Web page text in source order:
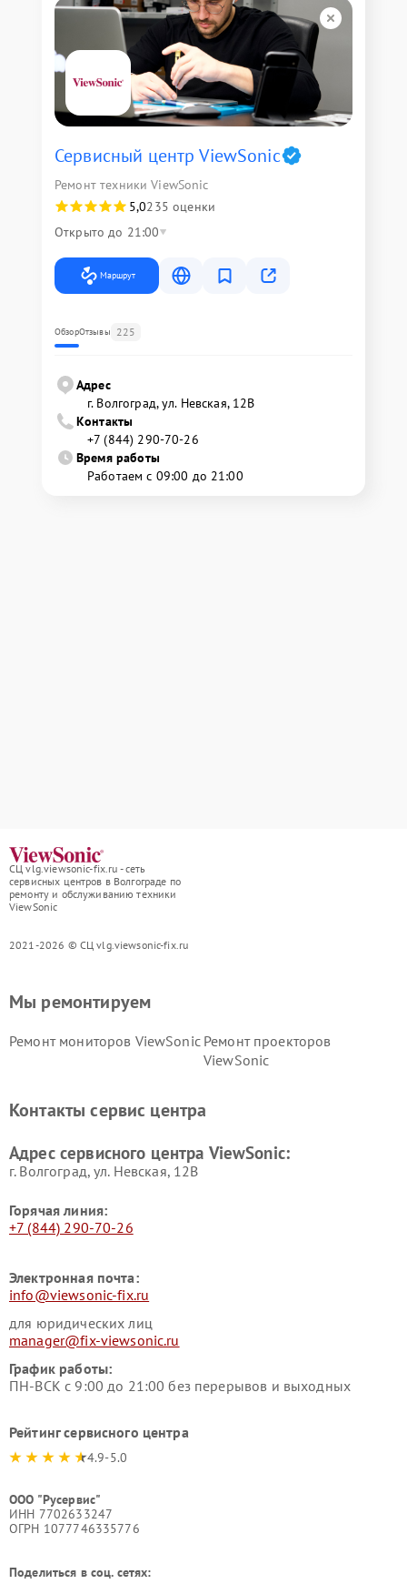
Сервисный центр ViewSonic
Ремонт техники ViewSonic
5,0235 оценки
Открыто до 21:00
Маршрут
ОбзорОтзывы 225
Адрес
г. Волгоград, ул. Невская, 12В
Контакты
+7 (844) 290-70-26
Время работы
Работаем с 09:00 до 21:00
СЦ vlg.viewsonic-fix.ru - сеть
сервисных центров в Волгограде по
ремонту и обслуживанию техники
ViewSonic
2021-2026 © СЦ vlg.viewsonic-fix.ru
Мы ремонтируем
Ремонт мониторов ViewSonic Ремонт проекторов
ViewSonic
Контакты сервис центра
Адрес сервисного центра ViewSonic:
г. Волгоград, ул. Невская, 12В
Горячая линия:
+7 (844) 290-70-26
Электронная почта:
info@viewsonic-fix.ru
для юридических лиц
manager@fix-viewsonic.ru
График работы:
ПН-ВСК с 9:00 до 21:00 без перерывов и выходных
Рейтинг сервисного центра
4.9-5.0
ООО "Русервис"
ИНН 7702633247
ОГРН 1077746335776
Поделиться в соц. сетях: